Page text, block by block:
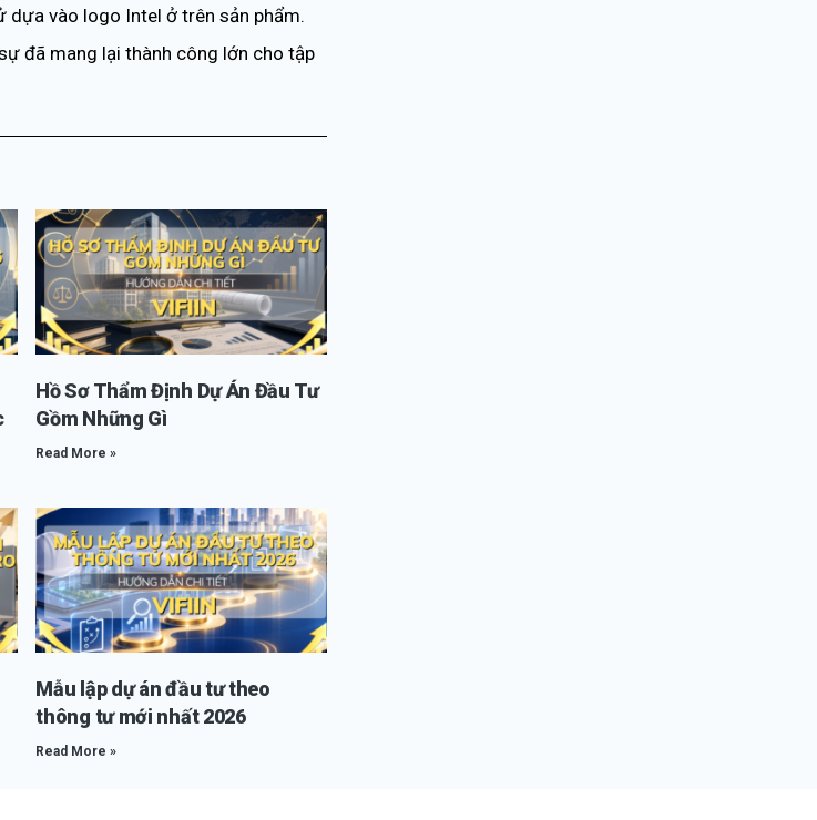
dựa vào logo Intel ở trên sản phẩm.
đã mang lại thành công lớn cho tập
Hồ Sơ Thẩm Định Dự Án Đầu Tư
Gồm Những Gì
Read More »
Mẫu lập dự án đầu tư theo
thông tư mới nhất 2026
Read More »